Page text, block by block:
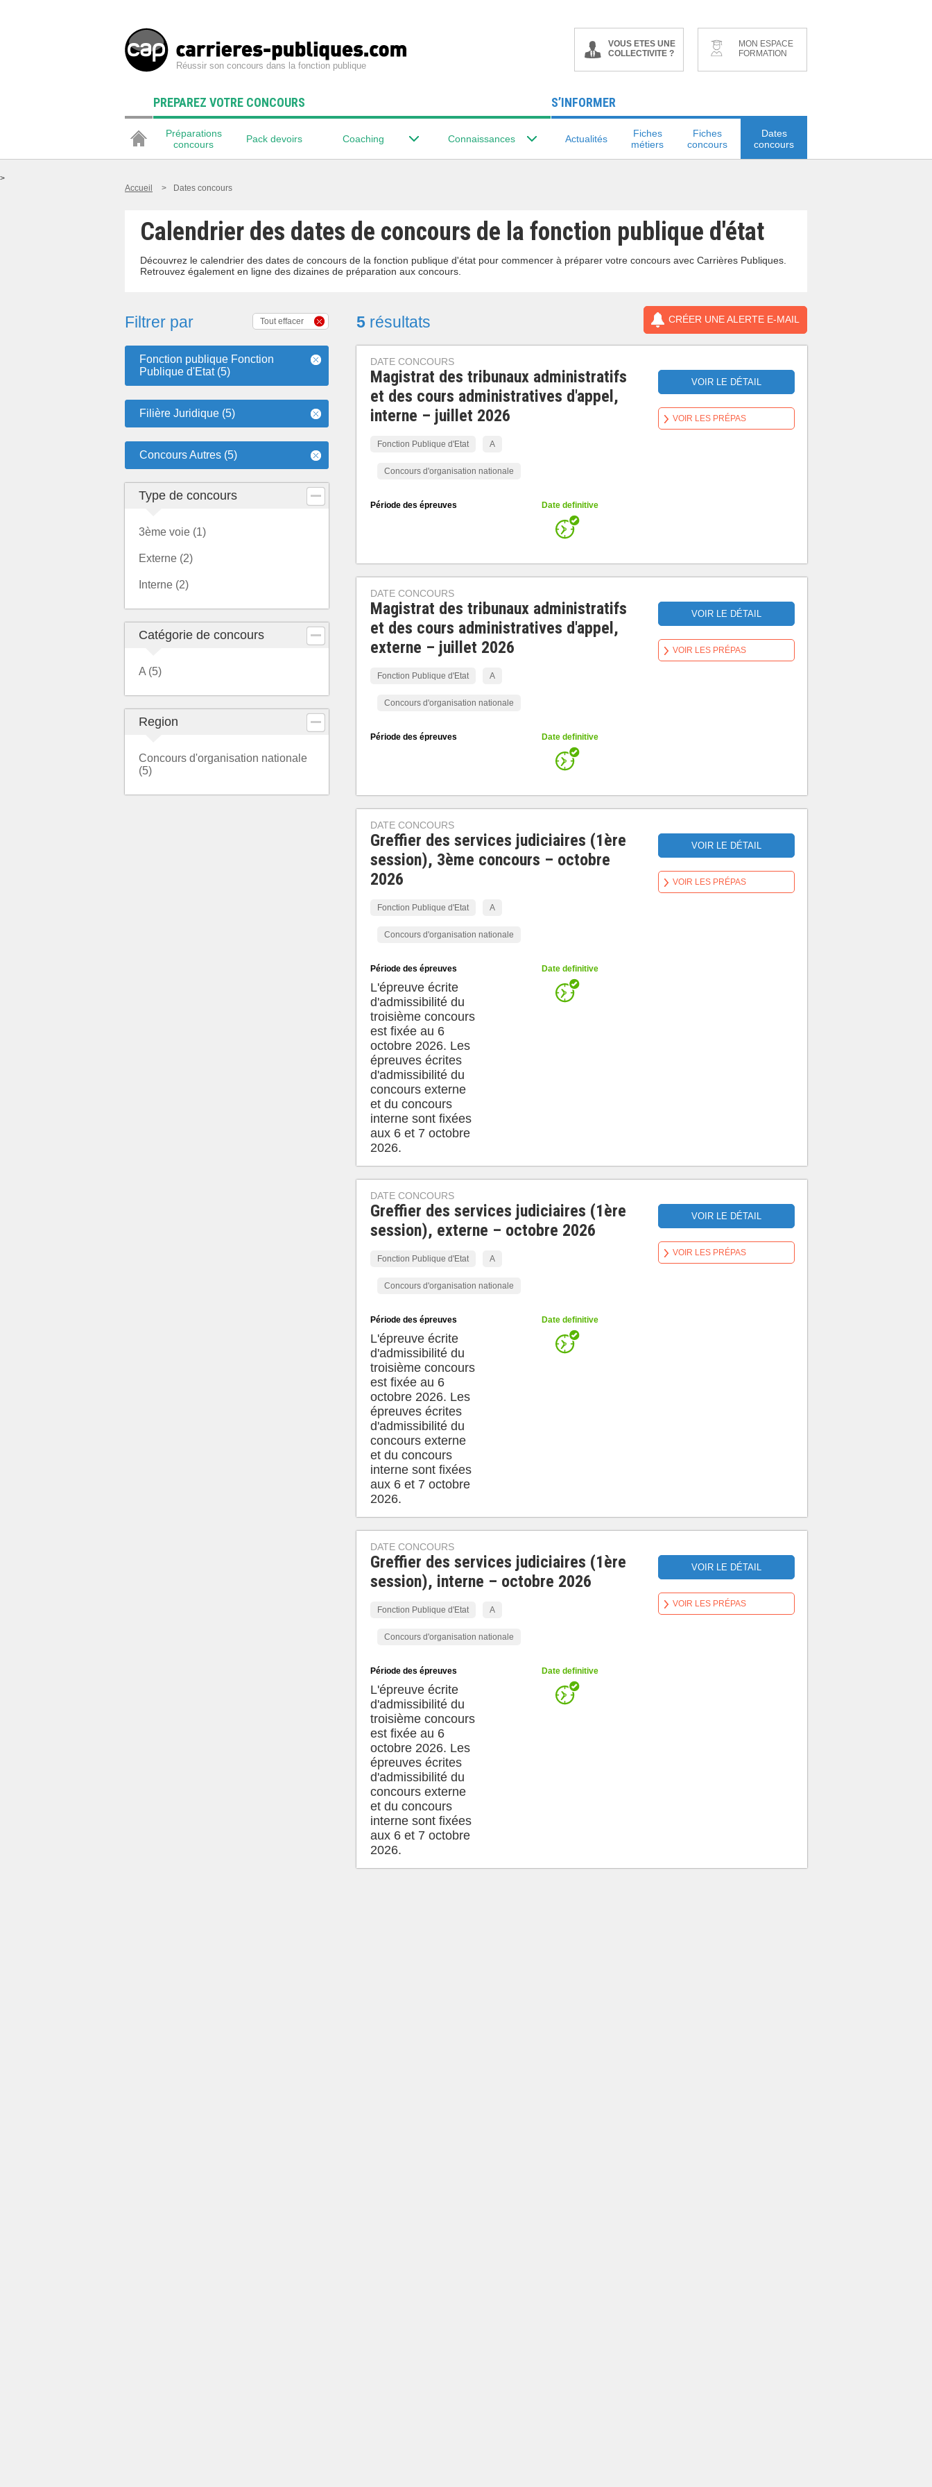
Réussir son concours dans la fonction publique
VOUS ETES UNE
COLLECTIVITE ?
MON ESPACE
FORMATION
PREPAREZ VOTRE CONCOURS
Préparations
concours
Pack devoirs Coaching Connaissances
S’INFORMER
Actualités
Fiches
métiers
Fiches
concours
Dates
concours
>
Accueil
> Dates concours
Calendrier des dates de concours de la fonction publique d'état
Découvrez le calendrier des dates de concours de la fonction publique d'état pour commencer à préparer votre concours avec Carrières Publiques.
Retrouvez également en ligne des dizaines de préparation aux concours.
Filtrer par Tout effacer
Fonction publique Fonction
Publique d'Etat (5)
Filière Juridique (5)
Concours Autres (5)
Type de concours
3ème voie (1)
Externe (2)
Interne (2)
Catégorie de concours
A (5)
Region
Concours d'organisation nationale
(5)
5 résultats CRÉER UNE ALERTE E-MAIL
DATE CONCOURS
Magistrat des tribunaux administratifs
et des cours administratives d'appel,
interne – juillet 2026
Fonction Publique d'Etat A
Concours d'organisation nationale
Période des épreuves Date definitive
VOIR LE DÉTAIL
VOIR LES PRÉPAS
DATE CONCOURS
Magistrat des tribunaux administratifs
et des cours administratives d'appel,
externe – juillet 2026
Fonction Publique d'Etat A
Concours d'organisation nationale
Période des épreuves Date definitive
VOIR LE DÉTAIL
VOIR LES PRÉPAS
DATE CONCOURS
Greffier des services judiciaires (1ère
session), 3ème concours – octobre
2026
Fonction Publique d'Etat A
Concours d'organisation nationale
Période des épreuves
L'épreuve écrite
d'admissibilité du
troisième concours
est fixée au 6
octobre 2026. Les
épreuves écrites
d'admissibilité du
concours externe
et du concours
interne sont fixées
aux 6 et 7 octobre
2026.
Date definitive
VOIR LE DÉTAIL
VOIR LES PRÉPAS
DATE CONCOURS
Greffier des services judiciaires (1ère
session), externe – octobre 2026
Fonction Publique d'Etat A
Concours d'organisation nationale
Période des épreuves
L'épreuve écrite
d'admissibilité du
troisième concours
est fixée au 6
octobre 2026. Les
épreuves écrites
d'admissibilité du
concours externe
et du concours
interne sont fixées
aux 6 et 7 octobre
2026.
Date definitive
VOIR LE DÉTAIL
VOIR LES PRÉPAS
DATE CONCOURS
Greffier des services judiciaires (1ère
session), interne – octobre 2026
Fonction Publique d'Etat A
Concours d'organisation nationale
Période des épreuves
L'épreuve écrite
d'admissibilité du
troisième concours
est fixée au 6
octobre 2026. Les
épreuves écrites
d'admissibilité du
concours externe
et du concours
interne sont fixées
aux 6 et 7 octobre
2026.
Date definitive
VOIR LE DÉTAIL
VOIR LES PRÉPAS